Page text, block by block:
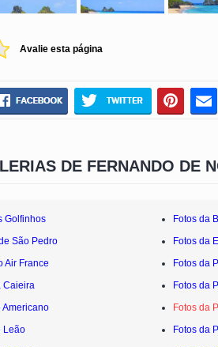
Avalie esta página
DE FERNANDO DE
Golfinhos Fotos da
São Pedro
Fotos da
Air France
Fotos da
Caieira
Fotos da
Americano
Fotos da
Leão
Fotos da